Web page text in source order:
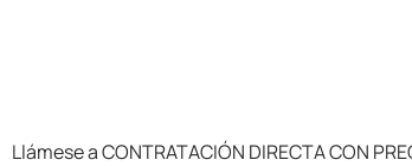
Llámese a CONTRATACIÓN DIRECTA CON